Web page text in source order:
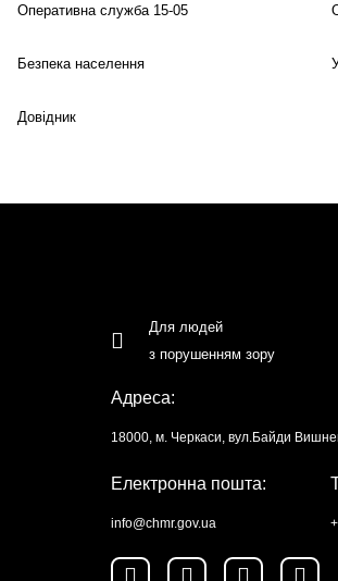
Оперативна служба 15-05
Безпека населення
Довідник
Для людей
з порушенням зору
Адреса:
18000, м. Черкаси, вул.Байди
Електронна пошта:
info@chmr.gov.ua